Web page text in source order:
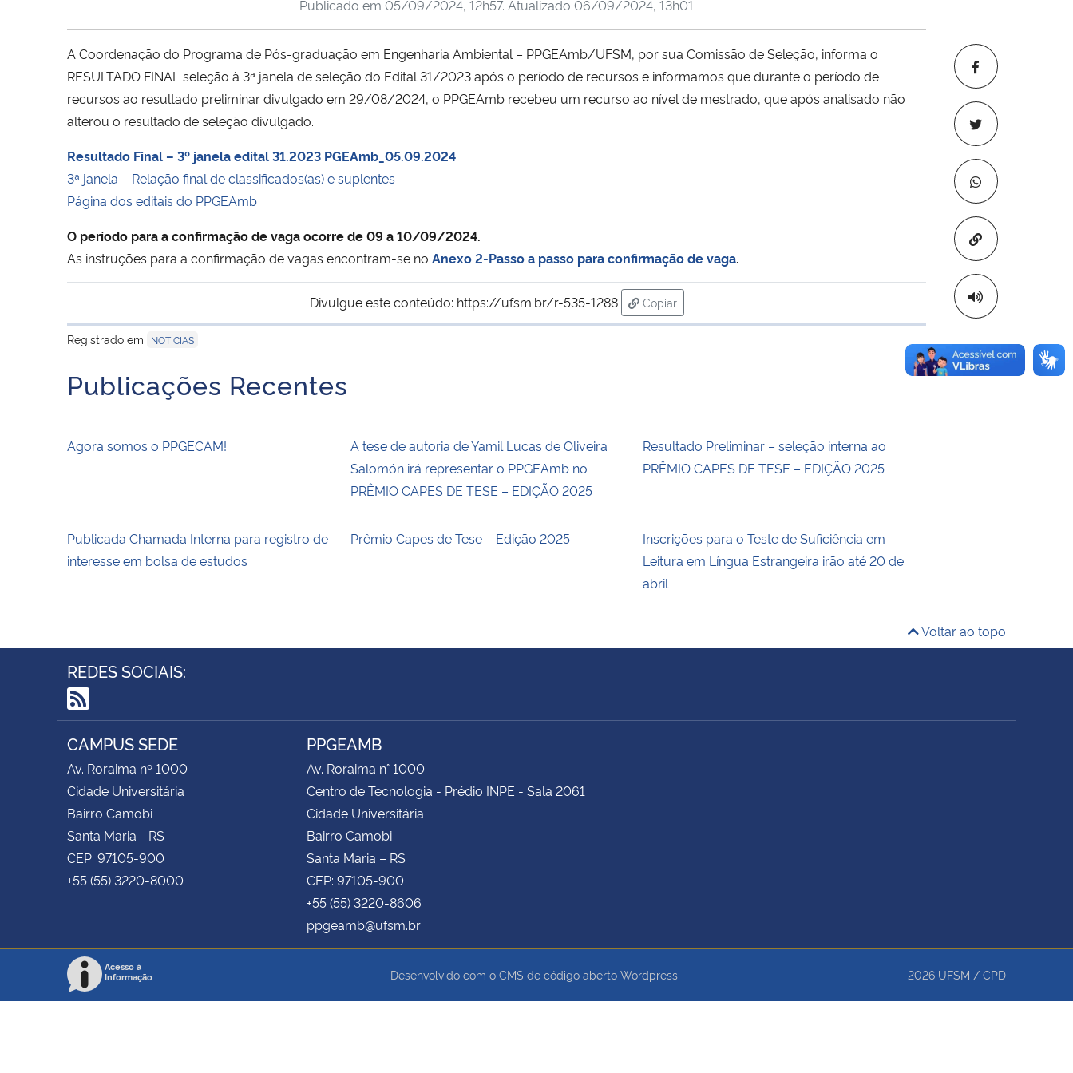
Copiar para
Publicado em 05/09/2024, 12h57. Atualizado 06/09/2024, 13h01
A Coordenação do Programa de Pós-graduação em Engenharia Ambiental – PPGEAmb/UFSM, por sua Comissão de Seleção, informa o
RESULTADO FINAL seleção à 3ª janela de seleção do Edital 31/2023 após o período de recursos e informamos que durante o período de
recursos ao resultado preliminar divulgado em 29/08/2024, o PPGEAmb recebeu um recurso ao nível de mestrado, que após analisado não
alterou o resultado de seleção divulgado.
Resultado Final – 3º janela edital 31.2023 PGEAmb_05.09.2024
3ª janela – Relação final de classificados(as) e suplentes
Página dos editais do PPGEAmb
O período para a confirmação de vaga ocorre de 09 a 10/09/2024.
As instruções para a confirmação de vagas encontram-se no Anexo 2-Passo a passo para confirmação de vaga.
Divulgue este conteúdo: https://ufsm.br/r-535-1288
Copiar
para área de transferência
Registrado em
NOTÍCIAS
Publicações Recentes
Agora somos o PPGECAM!
A tese de autoria de Yamil Lucas de Oliveira
Salomón irá representar o PPGEAmb no
PRÊMIO CAPES DE TESE – EDIÇÃO 2025
Resultado Preliminar – seleção interna ao
PRÊMIO CAPES DE TESE – EDIÇÃO 2025
Publicada Chamada Interna para registro de
interesse em bolsa de estudos
Prêmio Capes de Tese – Edição 2025
Inscrições para o Teste de Suficiência em
Leitura em Língua Estrangeira irão até 20 de
abril
Voltar ao topo
REDES SOCIAIS:
RSS
CAMPUS SEDE
Av. Roraima nº 1000
Cidade Universitária
Bairro Camobi
Santa Maria - RS
CEP: 97105-900
+55 (55) 3220-8000
PPGEAMB
Av. Roraima n° 1000
Centro de Tecnologia - Prédio INPE - Sala 2061
Cidade Universitária
Bairro Camobi
Santa Maria – RS
CEP: 97105-900
+55 (55) 3220-8606
ppgeamb@ufsm.br
Acesso à
Informação
Desenvolvido com o CMS de código aberto Wordpress 2026 UFSM / CPD